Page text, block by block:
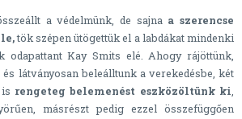
a védelmünk, de sajna a szerencse
tök szépen ütögettük el a labdákat mindenki
odapattant Kay Smits elé. Ahogy rájöttünk,
látványosan beleálltunk a verekedésbe, két
rengeteg belemenést eszközöltünk ki
másrészt pedig ezzel összefüggően